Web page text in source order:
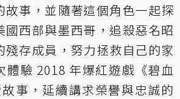
故事，並隨著這個角色一起探
國西部與墨西哥，追殺惡名昭
殘存成員，努力拯救自己的家
體驗 2018 年爆紅遊戲《碧血
事，延續講求榮譽與忠誠的